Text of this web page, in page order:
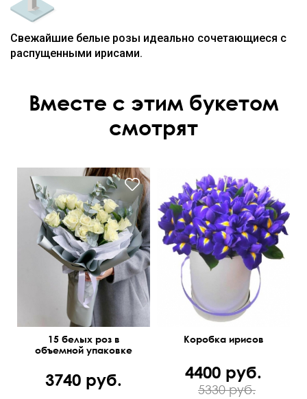
Свежайшие белые розы идеально сочетающиеся с
распущенными ирисами.
Вместе с этим букетом
смотрят
15 белых роз в
объемной упаковке
3740 руб.
Коробка ирисов
4400 руб.
5330 руб.